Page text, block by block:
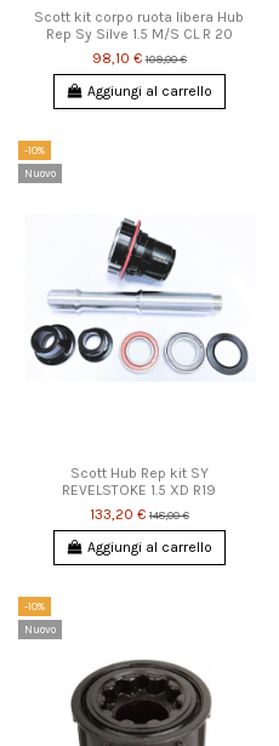
Scott kit corpo ruota libera Hub
Rep Sy Silve 1.5 M/S CL R 20
98,10 € 109,00 €
Aggiungi al carrello
-10%
Nuovo
Scott Hub Rep kit SY
REVELSTOKE 1.5 XD R19
133,20 € 148,00 €
Aggiungi al carrello
-10%
Nuovo